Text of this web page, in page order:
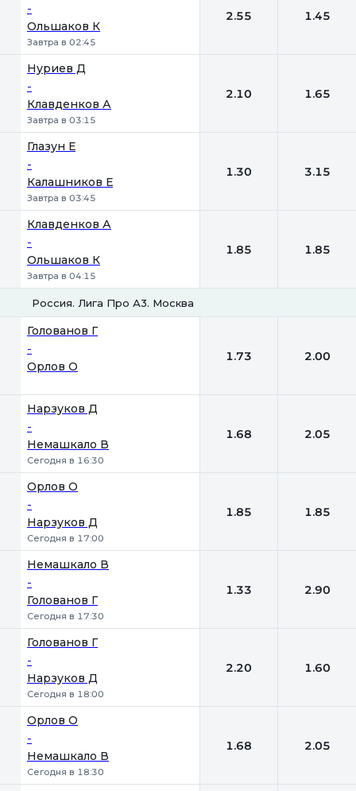
-
Ольшаков К
Завтра в 02:45
2.55 1.45
Нуриев Д
-
Клавденков А
Завтра в 03:15
2.10 1.65
Глазун Е
-
Калашников Е
Завтра в 03:45
1.30 3.15
Клавденков А
-
Ольшаков К
Завтра в 04:15
1.85 1.85
Россия. Лига Про А3. Москва
Голованов Г
-
Орлов О
1.73 2.00
Нарзуков Д
-
Немашкало В
Сегодня в 16:30
1.68 2.05
Орлов О
-
Нарзуков Д
Сегодня в 17:00
1.85 1.85
Немашкало В
-
Голованов Г
Сегодня в 17:30
1.33 2.90
Голованов Г
-
Нарзуков Д
Сегодня в 18:00
2.20 1.60
Орлов О
-
Немашкало В
Сегодня в 18:30
1.68 2.05